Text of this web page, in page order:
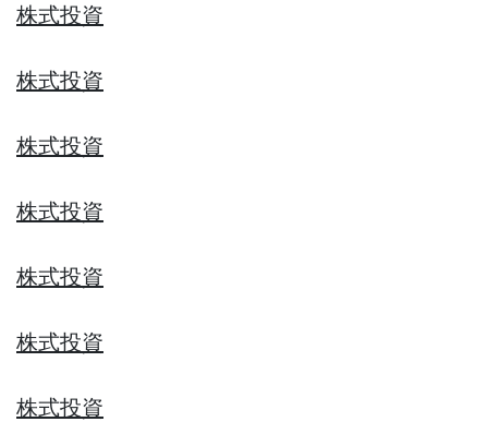
株式投資
株式投資
株式投資
株式投資
株式投資
株式投資
株式投資